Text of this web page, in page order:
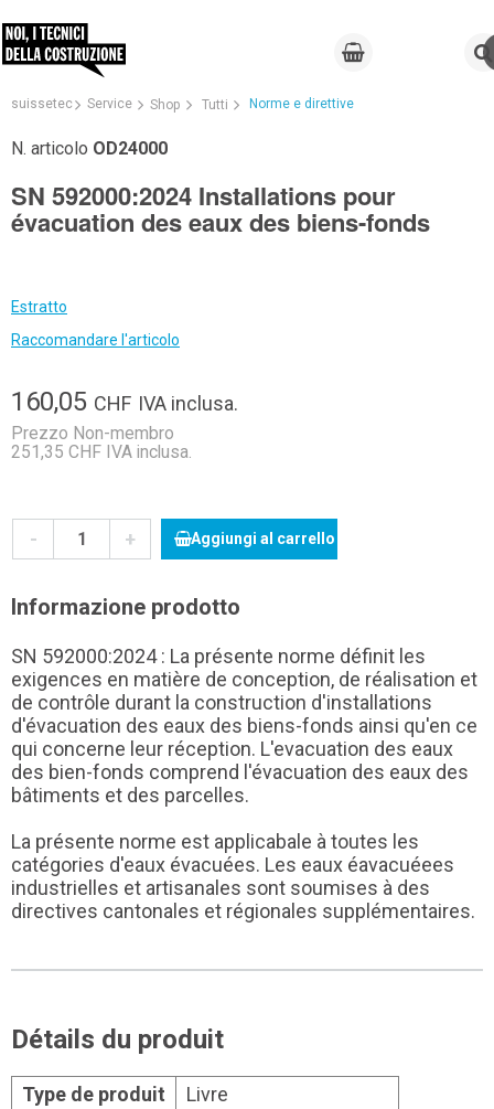
suissetec Service Shop Tutti Norme e direttive
N. articolo OD24000
SN 592000:2024 Installations pour
évacuation des eaux des biens-fonds
Estratto
Raccomandare l'articolo
160,05 CHF IVA inclusa.
Prezzo Non-membro
251,35 CHF IVA inclusa.
- + Aggiungi al carrello
Informazione prodotto
SN 592000:2024 : La présente norme définit les
exigences en matière de conception, de réalisation et
de contrôle durant la construction d'installations
d'évacuation des eaux des biens-fonds ainsi qu'en ce
qui concerne leur réception. L'evacuation des eaux
des bien-fonds comprend l'évacuation des eaux des
bâtiments et des parcelles.
La présente norme est applicabale à toutes les
catégories d'eaux évacuées. Les eaux éavacuéees
industrielles et artisanales sont soumises à des
directives cantonales et régionales supplémentaires.
Détails du produit
Type de produit
Livre